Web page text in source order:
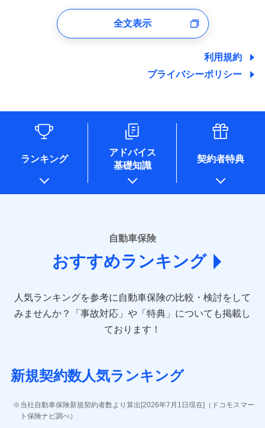
ユーザー登録受付および、管理のため
しくは委託を受けている保険会社・提携会社の保険その他に
関する情報を提供し、金融商品等の契約を勧奨するため、ま
た維持管理等の委託業務遂行のため、またそれらに付帯、関
情報を取引のある他の保険会社の商品・サービスをご提案す
るために利用させていただくことがあります。）
各種セミナーの開催のため
コンサルティングサービスの実施のため
アンケートやキャンペーン等の実施のため
上記に係る案内・手続き・管理等付帯業務を行うため
* 当社が委託を受けている保険会社の情報は、保険会社のホ
ームページに掲載しておりますので、ご確認ください。
あいおいニッセイ同和損害保険株式会社
(https://www.aioinissaydowa.co.jp/)
アクサ損害保険株式会社 (https://www.axa-
direct.co.jp/)
sompo.co.jp/)
東京海上ダイレクト損害保険株式会社 (https://www.e-
AIG損害保険株式会社 (https://www.aig.co.jp/sonpo)
ジェイアイ傷害火災保険株式会社
ソニー損害保険株式会社
(https://www.sonysonpo.co.jp/)
全文表示
利用規約
プライバシーポリシー
ランキング
アドバイス
基礎知識
契約者特典
自動車保険
おすすめランキング
人気ランキングを参考に自動車保険の比較・検討をして
みませんか？
「事故対応」や「特典」についても掲載し
ております！
新規契約数人気ランキング
当社自動車保険新規契約者数より算出[2026年7月1日現在]（ドコモスマー
ト保険ナビ調べ）